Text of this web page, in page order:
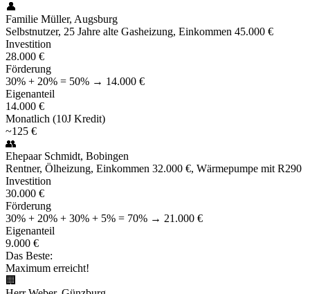
👤
Familie Müller, Augsburg
Selbstnutzer, 25 Jahre alte Gasheizung, Einkommen 45.000 €
Investition
28.000 €
Förderung
30% + 20% = 50% → 14.000 €
Eigenanteil
14.000 €
Monatlich (10J Kredit)
~125 €
👥
Ehepaar Schmidt, Bobingen
Rentner, Ölheizung, Einkommen 32.000 €, Wärmepumpe mit R290
Investition
30.000 €
Förderung
30% + 20% + 30% + 5% = 70% → 21.000 €
Eigenanteil
9.000 €
Das Beste:
Maximum erreicht!
🏢